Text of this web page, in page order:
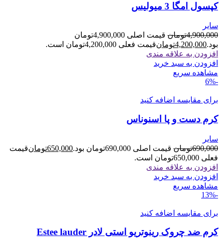
کپسول امگا 3 میولیس
سایر
4,900,000تومان
قیمت اصلی 4,900,000تومان
بود.4,200,000تومانقیمت فعلی 4,200,000تومان است.
افزودن به علاقه مندی
افزودن به سبد خرید
مشاهده سریع
-6%
برای مقایسه اضافه کنید
کرم دست و پا اسنوناس
سایر
690,000تومان قیمت اصلی 690,000تومان بود. 650,000تومانقیمت
فعلی 650,000تومان است.
افزودن به علاقه مندی
افزودن به سبد خرید
مشاهده سریع
-13%
برای مقایسه اضافه کنید
کرم ضد چروک رینوتریو استی لادر Estee lauder